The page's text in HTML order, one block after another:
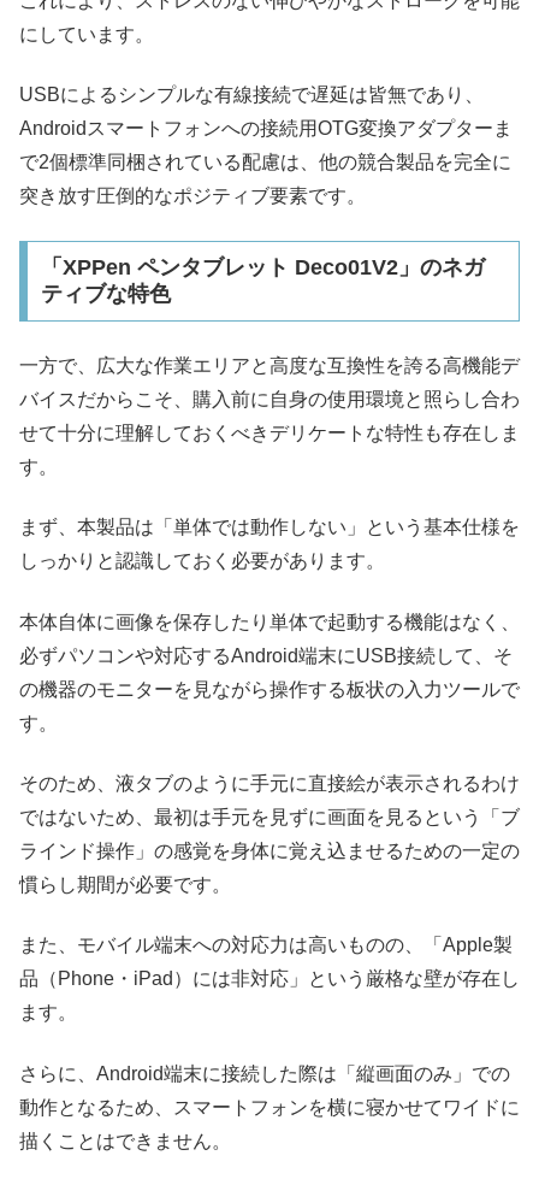
にしています。
USBによるシンプルな有線接続で遅延は皆無であり、
Androidスマートフォンへの接続用OTG変換アダプターま
で2個標準同梱されている配慮は、他の競合製品を完全に
突き放す圧倒的なポジティブ要素です。
「XPPen ペンタブレット Deco01V2」のネガ
ティブな特色
一方で、広大な作業エリアと高度な互換性を誇る高機能デ
バイスだからこそ、購入前に自身の使用環境と照らし合わ
せて十分に理解しておくべきデリケートな特性も存在しま
す。
まず、本製品は「単体では動作しない」という基本仕様を
しっかりと認識しておく必要があります。
本体自体に画像を保存したり単体で起動する機能はなく、
必ずパソコンや対応するAndroid端末にUSB接続して、そ
の機器のモニターを見ながら操作する板状の入力ツールで
す。
そのため、液タブのように手元に直接絵が表示されるわけ
ではないため、最初は手元を見ずに画面を見るという「ブ
ラインド操作」の感覚を身体に覚え込ませるための一定の
慣らし期間が必要です。
また、モバイル端末への対応力は高いものの、「Apple製
品（Phone・iPad）には非対応」という厳格な壁が存在し
ます。
さらに、Android端末に接続した際は「縦画面のみ」での
動作となるため、スマートフォンを横に寝かせてワイドに
描くことはできません。